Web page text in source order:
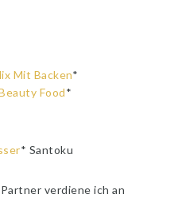
Mit Backen*
Food*
* Santoku
verdiene ich an